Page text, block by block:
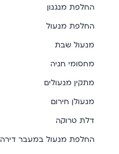
החלפת מנגנון
החלפת מנעול
מנעול שבת
מחסומי חניה
מתקין מנעולים
מנעולן חירום
דלת טרוקה
החלפת מנעול במעבר דירה